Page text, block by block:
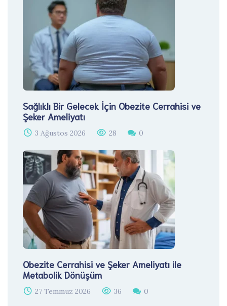
Sağlıklı Bir Gelecek İçin Obezite Cerrahisi ve
Şeker Ameliyatı
3 Ağustos 2026 28 0
Obezite Cerrahisi ve Şeker Ameliyatı ile
Metabolik Dönüşüm
27 Temmuz 2026 36 0